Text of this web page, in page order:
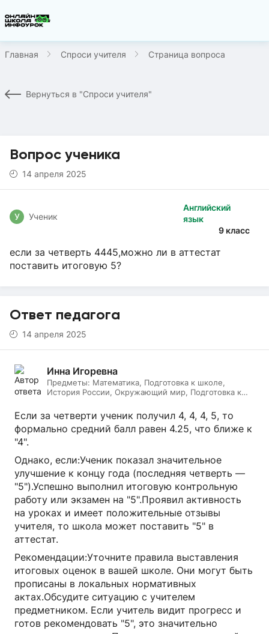
Главная Спроси учителя Страница вопроса
Вернуться в "Спроси учителя"
Вопрос ученика
14 апреля 2025
Английский
язык
9 класс
У Ученик
если за четверть 4445,можно ли в аттестат
поставить итоговую 5?
Ответ педагога
14 апреля 2025
Инна Игоревна
Предметы: Математика, Подготовка к школе,
История России, Окружающий мир, Подготовка к
Всеобщая история, Литература, ИЗО, МХК,
Литературное чтение, Подготовка к ОГЭ, Русский
язык
Если за четверти ученик получил 4, 4, 4, 5, то
формально средний балл равен 4.25, что ближе к
"4".
Однако, если:Ученик показал значительное
улучшение к концу года (последняя четверть —
"5").Успешно выполнил итоговую контрольную
работу или экзамен на "5".Проявил активность
на уроках и имеет положительные отзывы
учителя, то школа может поставить "5" в
аттестат.
Рекомендации:Уточните правила выставления
итоговых оценок в вашей школе. Они могут быть
прописаны в локальных нормативных
актах.Обсудите ситуацию с учителем
предметником. Если учитель видит прогресс и
готов рекомендовать "5", это значительно